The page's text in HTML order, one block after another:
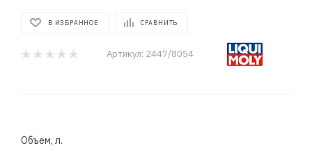
В ИЗБРАННОЕ СРАВНИТЬ
Артикул: 2447/8054
Объем, л.